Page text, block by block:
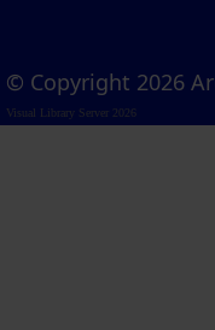
© Copyright 2026
Visual Library Server 2026